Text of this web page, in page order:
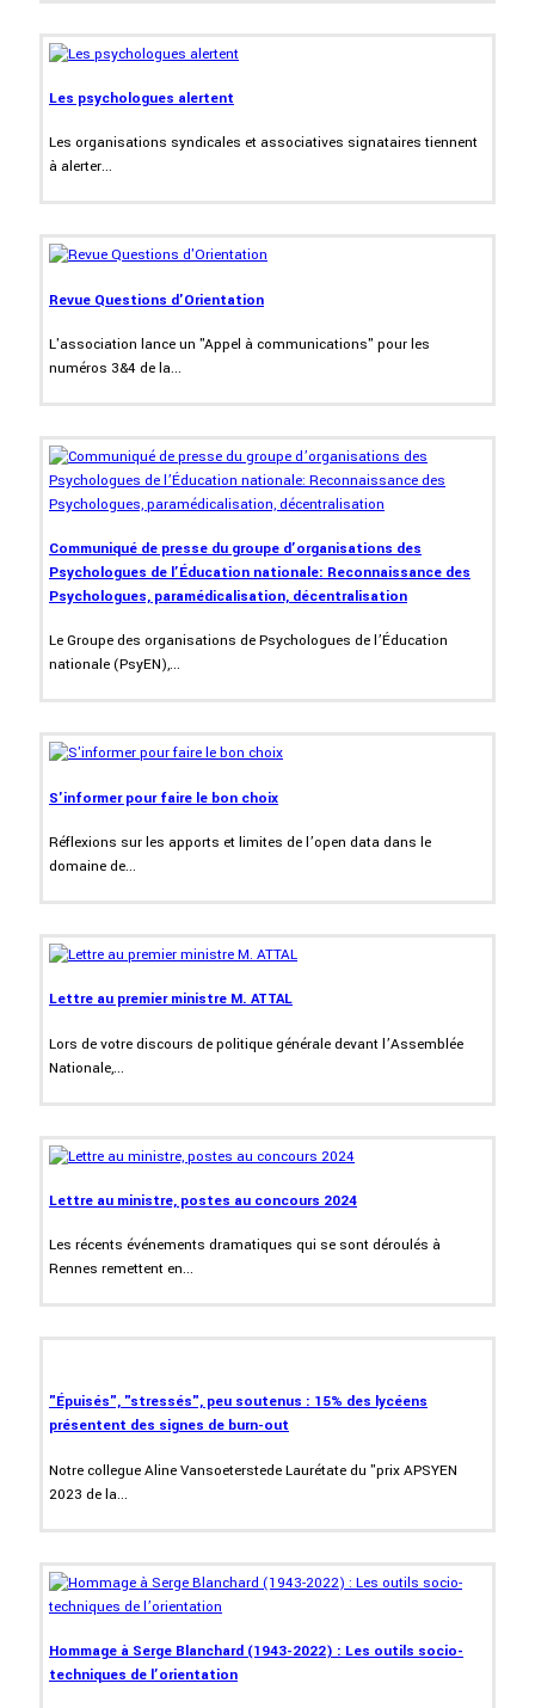
Les psychologues alertent
Les organisations syndicales et associatives signataires tiennent
à alerter...
Revue Questions d'Orientation
L'association lance un "Appel à communications" pour les
numéros 3&4 de la...
Communiqué de presse du groupe d’organisations des
Psychologues de l’Éducation nationale: Reconnaissance des
Psychologues, paramédicalisation, décentralisation
Le Groupe des organisations de Psychologues de l’Éducation
nationale (PsyEN),...
S'informer pour faire le bon choix
Réflexions sur les apports et limites de l’open data dans le
domaine de...
Lettre au premier ministre M. ATTAL
Lors de votre discours de politique générale devant l’Assemblée
Nationale,...
Lettre au ministre, postes au concours 2024
Les récents événements dramatiques qui se sont déroulés à
Rennes remettent en...
"Épuisés", "stressés", peu soutenus : 15% des lycéens
présentent des signes de burn-out
Notre collegue Aline Vansoeterstede Laurétate du "prix APSYEN
2023 de la...
Hommage à Serge Blanchard (1943-2022) : Les outils socio-
techniques de l’orientation